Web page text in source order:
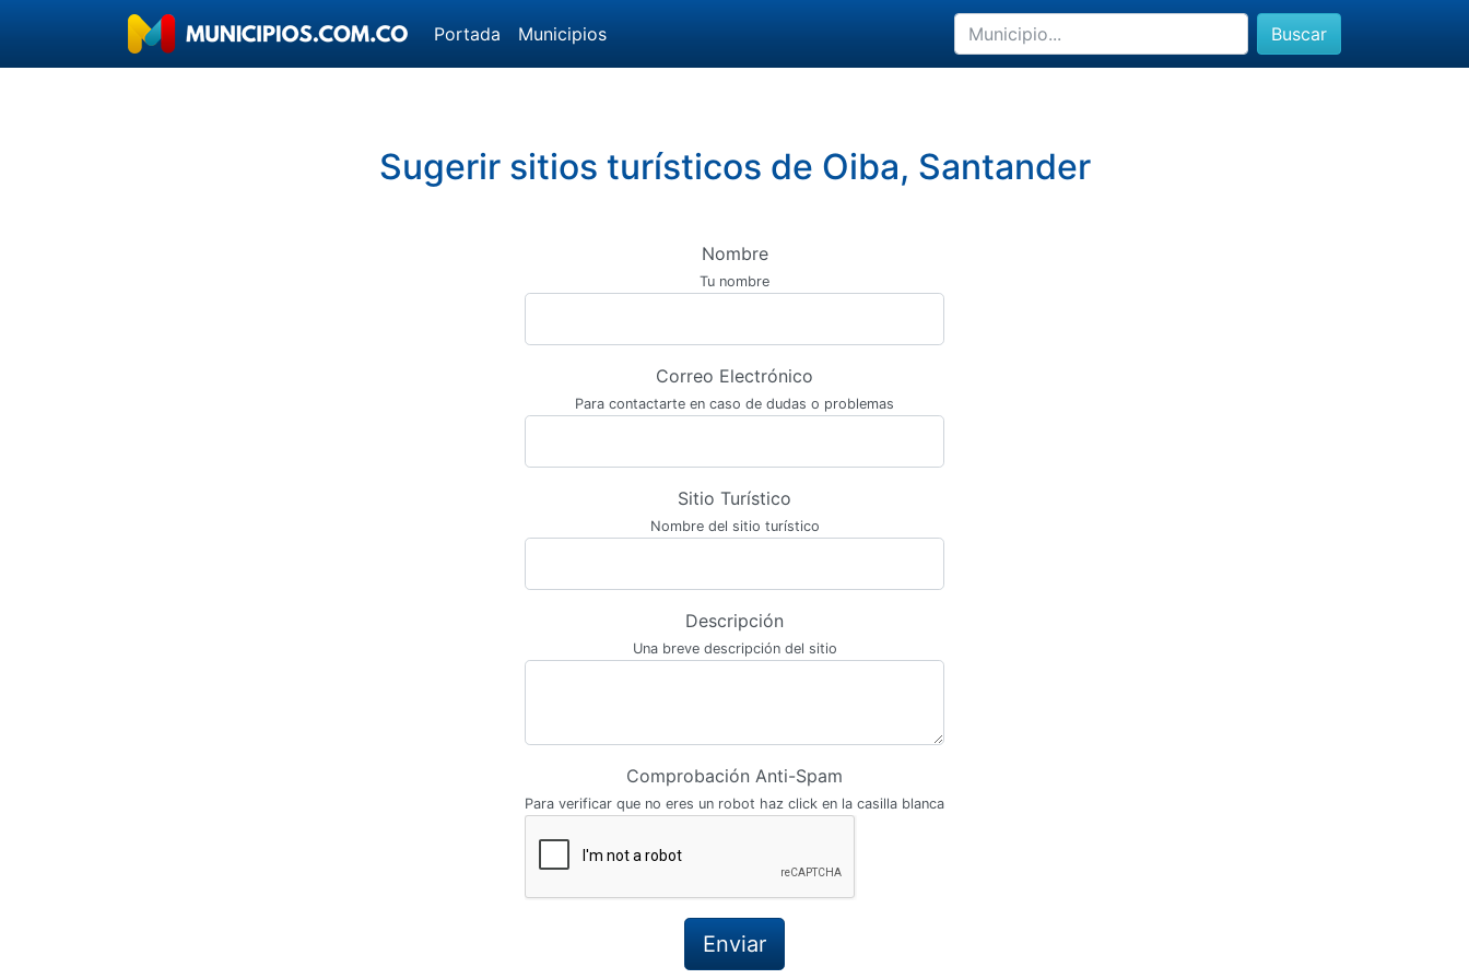
Portada Municipios Buscar
Sugerir sitios turísticos de Oiba, Santander
Nombre
Tu nombre
Correo Electrónico
Para contactarte en caso de dudas o problemas
Sitio Turístico
Nombre del sitio turístico
Descripción
Una breve descripción del sitio
Comprobación Anti-Spam
Para verificar que no eres un robot haz click en la casilla blanca